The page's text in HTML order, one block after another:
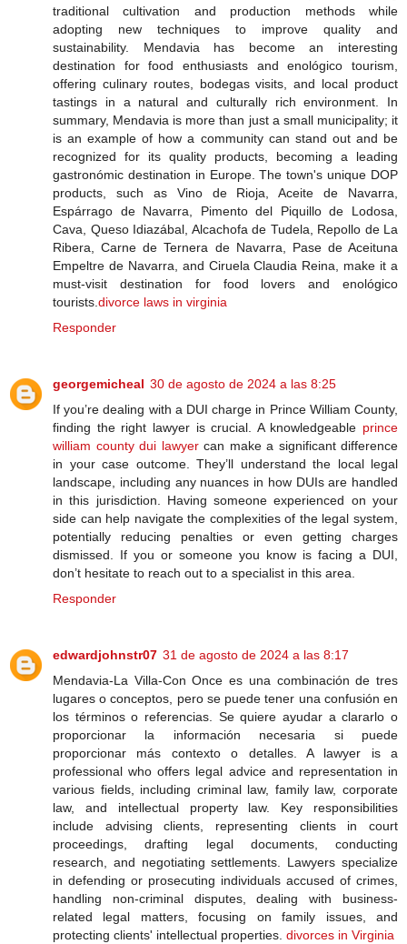
traditional cultivation and production methods while
adopting new techniques to improve quality and
sustainability. Mendavia has become an interesting
destination for food enthusiasts and enológico tourism,
offering culinary routes, bodegas visits, and local product
tastings in a natural and culturally rich environment. In
summary, Mendavia is more than just a small municipality; it
is an example of how a community can stand out and be
recognized for its quality products, becoming a leading
gastronómic destination in Europe. The town's unique DOP
products, such as Vino de Rioja, Aceite de Navarra,
Espárrago de Navarra, Pimento del Piquillo de Lodosa,
Cava, Queso Idiazábal, Alcachofa de Tudela, Repollo de La
Ribera, Carne de Ternera de Navarra, Pase de Aceituna
Empeltre de Navarra, and Ciruela Claudia Reina, make it a
must-visit destination for food lovers and enológico
tourists.divorce laws in virginia
Responder
georgemicheal 30 de agosto de 2024 a las 8:25
If you’re dealing with a DUI charge in Prince William County,
finding the right lawyer is crucial. A knowledgeable prince
william county dui lawyercan make a significant difference
in your case outcome. They’ll understand the local legal
landscape, including any nuances in how DUIs are handled
in this jurisdiction. Having someone experienced on your
side can help navigate the complexities of the legal system,
potentially reducing penalties or even getting charges
dismissed. If you or someone you know is facing a DUI,
don’t hesitate to reach out to a specialist in this area.
Responder
edwardjohnstr07 31 de agosto de 2024 a las 8:17
Mendavia-La Villa-Con Once es una combinación de tres
lugares o conceptos, pero se puede tener una confusión en
los términos o referencias. Se quiere ayudar a clararlo o
proporcionar la información necesaria si puede
proporcionar más contexto o detalles. A lawyer is a
professional who offers legal advice and representation in
various fields, including criminal law, family law, corporate
law, and intellectual property law. Key responsibilities
include advising clients, representing clients in court
proceedings, drafting legal documents, conducting
research, and negotiating settlements. Lawyers specialize
in defending or prosecuting individuals accused of crimes,
handling non-criminal disputes, dealing with business-
related legal matters, focusing on family issues, and
protecting clients' intellectual properties. divorces in Virginia